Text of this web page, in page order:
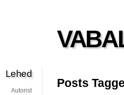
Posts
Lehed
Autorist